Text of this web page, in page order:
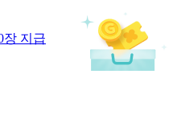
장 지급